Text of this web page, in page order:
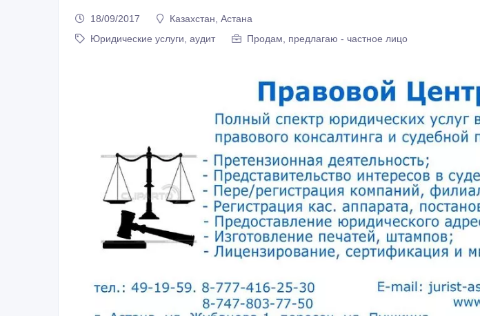
18/09/2017
Казахстан, Астана
Юридические услуги, аудит
Продам, предлагаю - частное лицо